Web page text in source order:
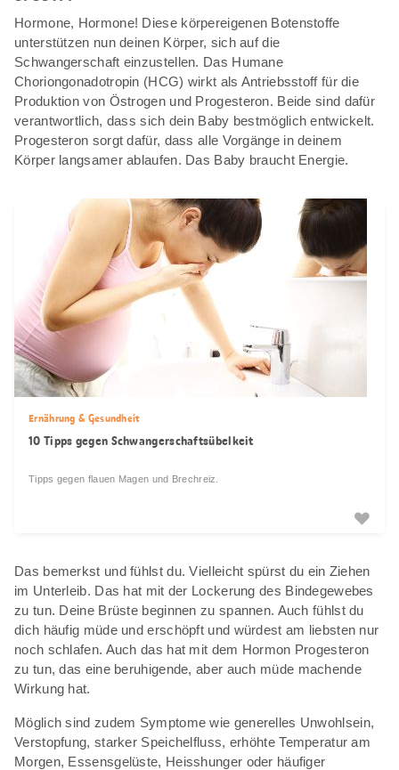
Hormone, Hormone! Diese körpereigenen Botenstoffe
unterstützen nun deinen Körper, sich auf die
Schwangerschaft einzustellen. Das Humane
Choriongonadotropin (HCG) wirkt als Antriebsstoff für die
Produktion von Östrogen und Progesteron. Beide sind dafür
verantwortlich, dass sich dein Baby bestmöglich entwickelt.
Progesteron sorgt dafür, dass alle Vorgänge in deinem
Körper langsamer ablaufen. Das Baby braucht Energie.
Ernährung & Gesundheit
10 Tipps gegen Schwangerschaftsübelkeit
Tipps gegen flauen Magen und Brechreiz.
Das bemerkst und fühlst du. Vielleicht spürst du ein Ziehen
im Unterleib. Das hat mit der Lockerung des Bindegewebes
zu tun. Deine Brüste beginnen zu spannen. Auch fühlst du
dich häufig müde und erschöpft und würdest am liebsten nur
noch schlafen. Auch das hat mit dem Hormon Progesteron
zu tun, das eine beruhigende, aber auch müde machende
Wirkung hat.
Möglich sind zudem Symptome wie generelles Unwohlsein,
Verstopfung, starker Speichelfluss, erhöhte Temperatur am
Morgen, Essensgelüste, Heisshunger oder häufiger